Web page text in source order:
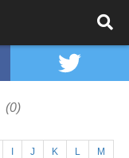
(0)
J K L M